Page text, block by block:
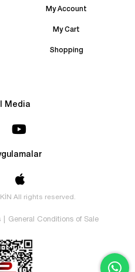
My Account
My Cart
Shopping
Media
All rights reserved.
General Conditions of Sale